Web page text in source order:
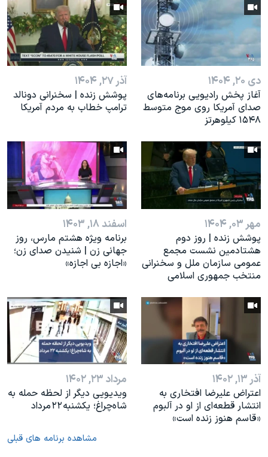
نرگس محمدی برنده جایزه نوبل صلح
همایش محافظه‌کاران آمریکا «سی‌پک»
صفحه‌های ویژه
سفر پرزیدنت ترامپ به چین دی ۲۰, ۱۴۰۴
آغاز پخش رادیویی برنامه‌های
صدای آمریکا روی موج متوسط
۱۵۴۸ کیلوهرتز
آذر ۲۷, ۱۴۰۴
پوشش زنده | سخنرانی دونالد
ترامپ خطاب به مردم آمریکا
مهر ۰۳, ۱۴۰۴
پوشش زنده | روز دوم
هشتادمین نشست مجمع
عمومی سازمان ملل و سخنرانی
منتخب جمهوری اسلامی
اسفند ۱۸, ۱۴۰۳
برنامه ویژه هشتم مارس، روز
جهانی زن | شنیدن صدای زن؛
«اجازه بی اجازه»
آذر ۱۳, ۱۴۰۲
اعتراض علیرضا افتخاری به
انتشار قطعه‌ای از او در آلبوم
«قاسم هنوز زنده است»
مرداد ۲۳, ۱۴۰۲
ویدیویی دیگر از لحظه حمله به
شاه‌چراغ؛ یکشنبه ۲۲ مرداد
مشاهده برنامه های قبلی